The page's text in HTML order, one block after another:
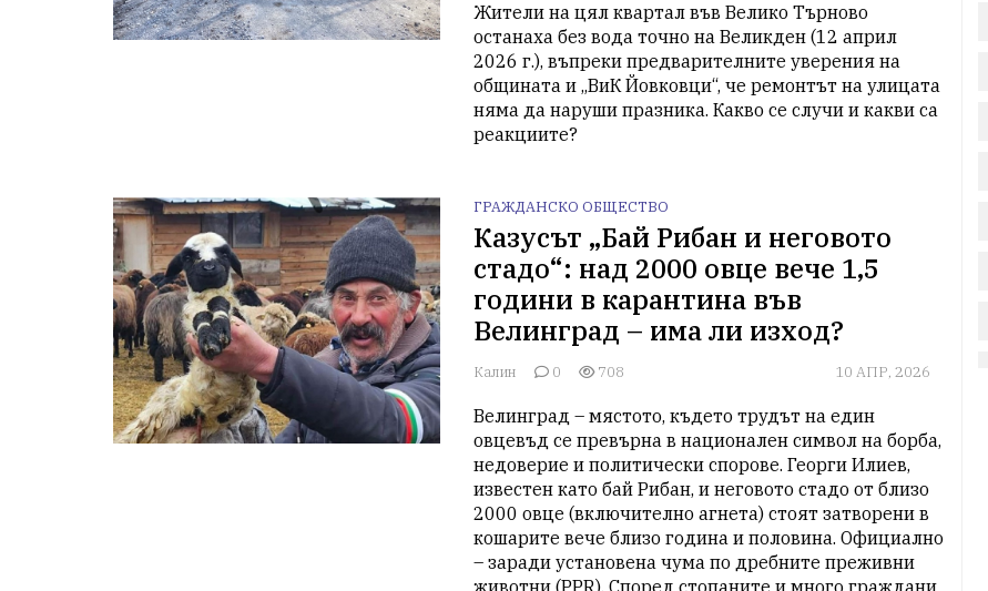
Жители на цял квартал във Велико Търново
останаха без вода точно на Великден (12 април
2026 г.), въпреки предварителните уверения на
общината и „ВиК Йовковци“, че ремонтът на улицата
няма да наруши празника. Какво се случи и какви са
реакциите?
ГРАЖДАНСКО ОБЩЕСТВО
Казусът „Бай Рибан и неговото
стадо“: над 2000 овце вече 1,5
години в карантина във
Велинград – има ли изход?
Калин 0 708 10 АПР, 2026
Велинград – мястото, където трудът на един
овцевъд се превърна в национален символ на борба,
недоверие и политически спорове. Георги Илиев,
известен като бай Рибан, и неговото стадо от близо
2000 овце (включително агнета) стоят затворени в
кошарите вече близо година и половина. Официално
– заради установена чума по дребните преживни